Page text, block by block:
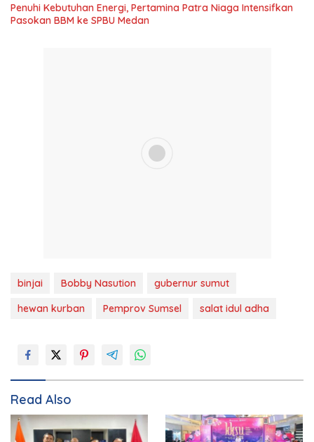
Penuhi Kebutuhan Energi, Pertamina Patra Niaga Intensifkan
Pasokan BBM ke SPBU Medan
binjai Bobby Nasution
gubernur sumut
hewan kurban
Pemprov Sumsel salat idul adha
Read Also